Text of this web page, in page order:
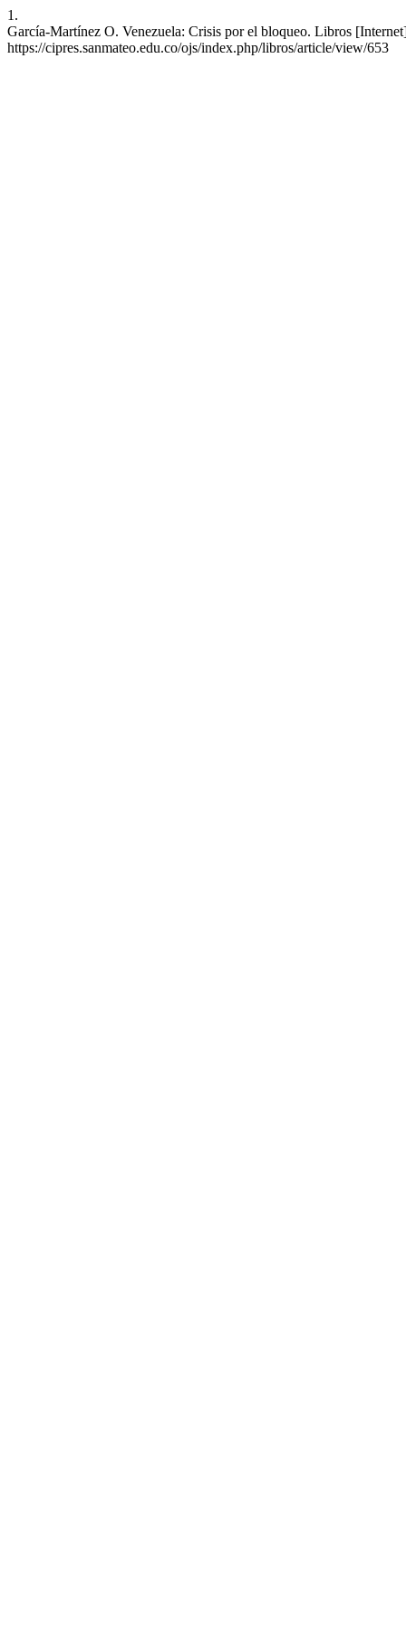
1.
García-Martínez O. Venezuela: Crisis por el bloqueo. Libros
https://cipres.sanmateo.edu.co/ojs/index.php/libros/article/view/653